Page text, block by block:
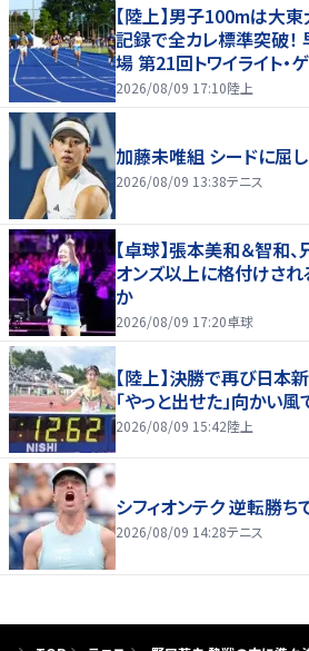
【陸上】男子100mは大
記録で全カレ標準突破！
場 第21回トワイライト・
2026/08/09 17:10陸上
加藤未唯組 シードに屈
2026/08/09 13:38テニス
【卓球】張本美和＆智和
オンズ以上に格付けさ
か
2026/08/09 17:20卓球
【陸上】決勝で再び日本
「やっと出せた」向かい
2026/08/09 15:42陸上
シフィオンテク 逆転勝ち
2026/08/09 14:28テニス